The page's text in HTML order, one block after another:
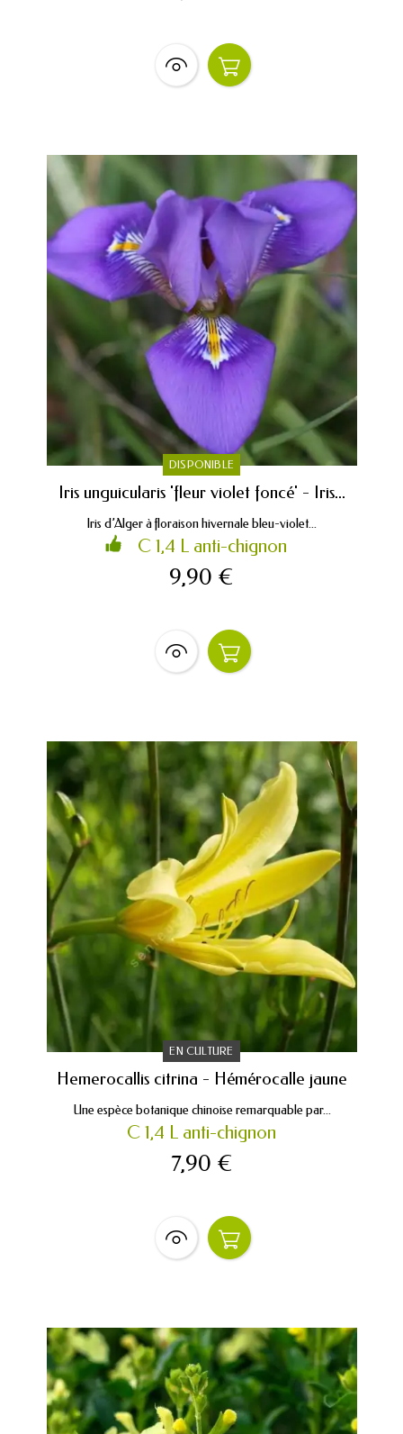
DISPONIBLE
Iris unguicularis 'fleur violet foncé' - Iris...
Iris d’Alger à floraison hivernale bleu-violet...
C 1,4 L anti-chignon
9,90 €
EN CULTURE
Hemerocallis citrina - Hémérocalle jaune
Une espèce botanique chinoise remarquable par...
C 1,4 L anti-chignon
7,90 €